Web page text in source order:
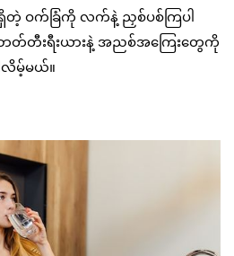
တဲ့ ဝက်ခြံကို လက်နဲ့ ညှစ်ပစ်ကြပါ
တီးရီးယားနဲ့ အညစ်အကြေးတွေကို
လိမ့်မယ်။